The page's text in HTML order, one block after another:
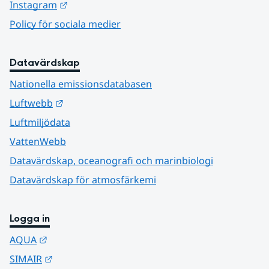
Instagram
Policy för sociala medier
Datavärdskap
Nationella emissionsdatabasen
Luftwebb
Luftmiljödata
VattenWebb
Datavärdskap, oceanografi och marinbiologi
Datavärdskap för atmosfärkemi
Logga in
AQUA
SIMAIR